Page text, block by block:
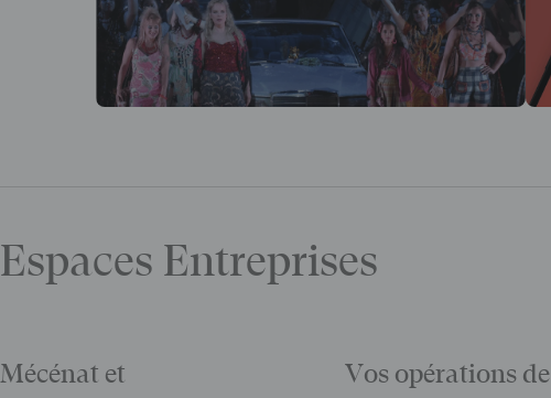
Espaces Entreprises
Mécénat et
Vos opérations de